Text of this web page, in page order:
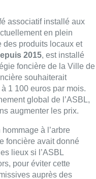
foncière avait donné
lieux si l’ASBL
pour éviter cette
auprès des
de signer une
l’heure d’écrire ces
défendent le café de
Un appel à de
lieu participatif a
du Boom
à conserver à
un an a été proposée.
Mais si aucun
quitter les lieux.